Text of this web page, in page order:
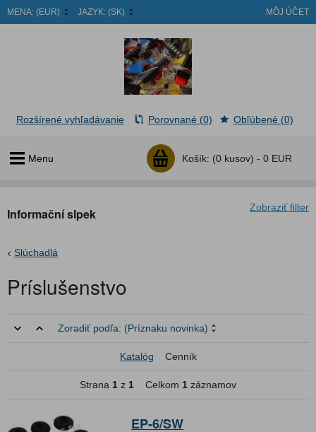
MENA: (EUR) JAZYK: (SK) MÔJ ÚČET
Menu Košík: (0 kusov) - 0 EUR
Rozšírené vyhľadávanie Porovnané (0) Obľúbené (0)
Zobraziť filter
Informační slpek
Slúchadlá
Príslušenstvo
Zoradiť podľa: (Príznaku novinka)
Katalóg Cenník
Strana 1 z 1 Celkom 1 záznamov
EP-6/SW